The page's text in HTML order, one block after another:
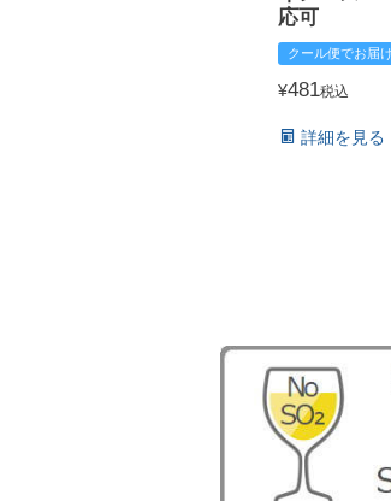
応可
クール便でお届け
¥481税込
詳細を見る